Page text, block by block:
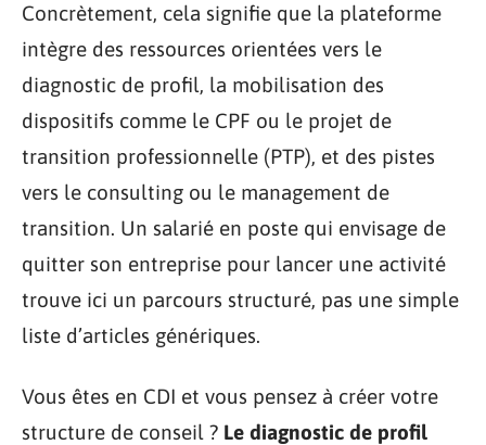
Concrètement, cela signifie que la plateforme
intègre des ressources orientées vers le
diagnostic de profil, la mobilisation des
dispositifs comme le CPF ou le projet de
transition professionnelle (PTP), et des pistes
vers le consulting ou le management de
transition. Un salarié en poste qui envisage de
quitter son entreprise pour lancer une activité
trouve ici un parcours structuré, pas une simple
liste d’articles génériques.
Vous êtes en CDI et vous pensez à créer votre
structure de conseil ? Le diagnostic de profil